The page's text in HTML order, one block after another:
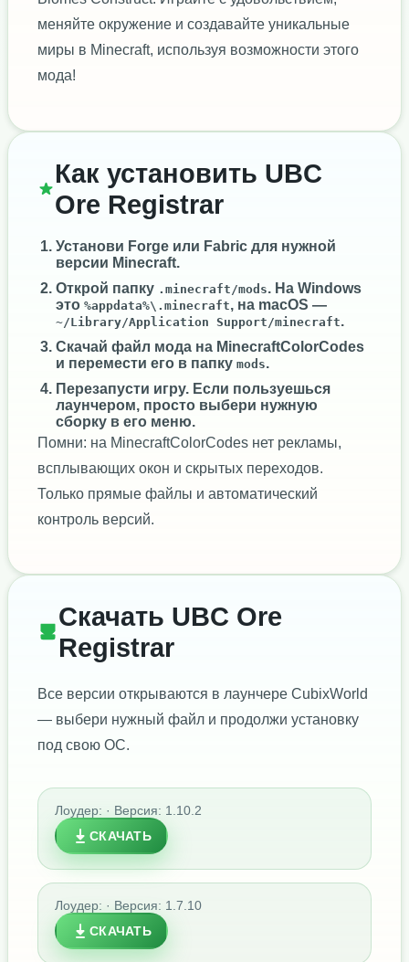
меняйте окружение и создавайте уникальные
миры в Minecraft, используя возможности этого
мода!
Как установить UBC
Ore Registrar
Установи Forge или Fabric для нужной
версии Minecraft.
Открой папку .minecraft/mods. На Windows
это %appdata%\.minecraft, на macOS —
~/Library/Application Support/minecraft.
Скачай файл мода на MinecraftColorCodes
и перемести его в папку mods.
Перезапусти игру. Если пользуешься
лаунчером, просто выбери нужную
сборку в его меню.
Помни: на MinecraftColorCodes нет рекламы,
всплывающих окон и скрытых переходов.
Только прямые файлы и автоматический
контроль версий.
Скачать UBC Ore
Registrar
Все версии открываются в лаунчере CubixWorld
— выбери нужный файл и продолжи установку
под свою ОС.
Лоудер: · Версия: 1.10.2
СКАЧАТЬ
Лоудер: · Версия: 1.7.10
СКАЧАТЬ